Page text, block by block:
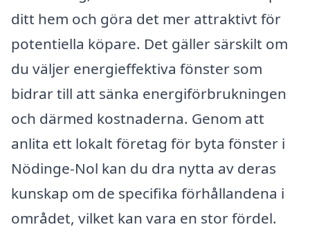
ditt hem och göra det mer attraktivt för
potentiella köpare. Det gäller särskilt om
du väljer energieffektiva fönster som
bidrar till att sänka energiförbrukningen
och därmed kostnaderna. Genom att
anlita ett lokalt företag för byta fönster i
Nödinge-Nol kan du dra nytta av deras
kunskap om de specifika förhållandena i
området, vilket kan vara en stor fördel.